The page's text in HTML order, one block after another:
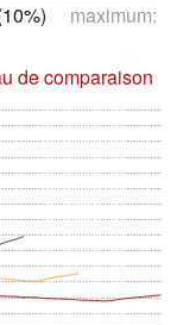
maximum:
de comparaison